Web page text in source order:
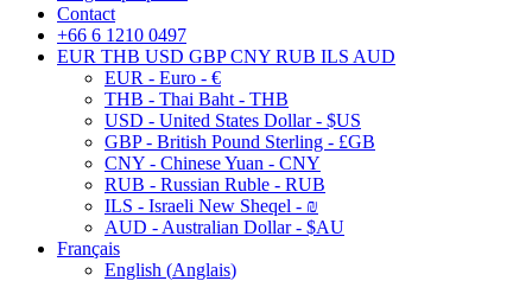
Contact
+66 6 1210 0497
EUR THB USD GBP CNY RUB ILS AUD
EUR - Euro - €
THB - Thai Baht - THB
USD - United States Dollar - $US
GBP - British Pound Sterling - £GB
CNY - Chinese Yuan - CNY
RUB - Russian Ruble - RUB
ILS - Israeli New Sheqel - ₪
AUD - Australian Dollar - $AU
Français
English (Anglais)